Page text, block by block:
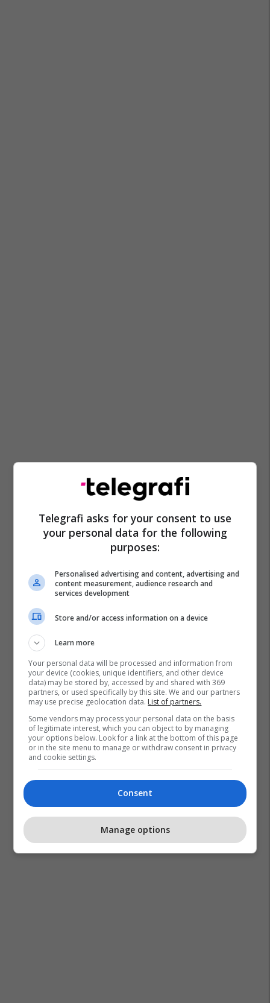
Telegrafi asks for your consent to use
your personal data for the following
purposes:
Personalised advertising and content, advertising and
content measurement, audience research and
services development
Store and/or access information on a device
Learn more
Your personal data will be processed and information from
your device (cookies, unique identifiers, and other device
data) may be stored by, accessed by and shared with 369
partners, or used specifically by this site. We and our partners
may use precise geolocation data. List of partners.
Some vendors may process your personal data on the basis
of legitimate interest, which you can object to by managing
your options below. Look for a link at the bottom of this page
or in the site menu to manage or withdraw consent in privacy
and cookie settings.
Consent
Manage options